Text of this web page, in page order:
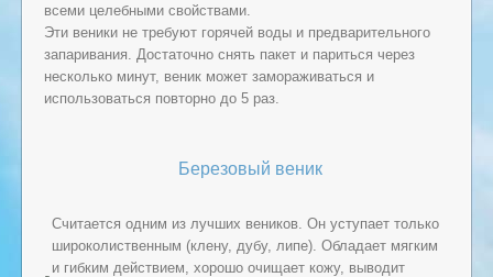
всеми целебными свойствами.
Эти веники не требуют горячей воды и предварительного
запаривания. Достаточно снять пакет и париться через
несколько минут, веник может замораживаться и
использоваться повторно до 5 раз.
Березовый веник
Считается одним из лучших веников. Он уступает только
широколиственным (клену, дубу, липе). Обладает мягким
и гибким действием, хорошо очищает кожу, выводит